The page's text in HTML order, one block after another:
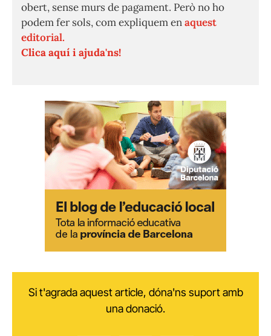
obert, sense murs de pagament. Però no ho
podem fer sols, com expliquem enaquest
editorial.
Clica aquí i ajuda'ns!
Si t'agrada aquest article, dóna'ns suport amb
una donació.